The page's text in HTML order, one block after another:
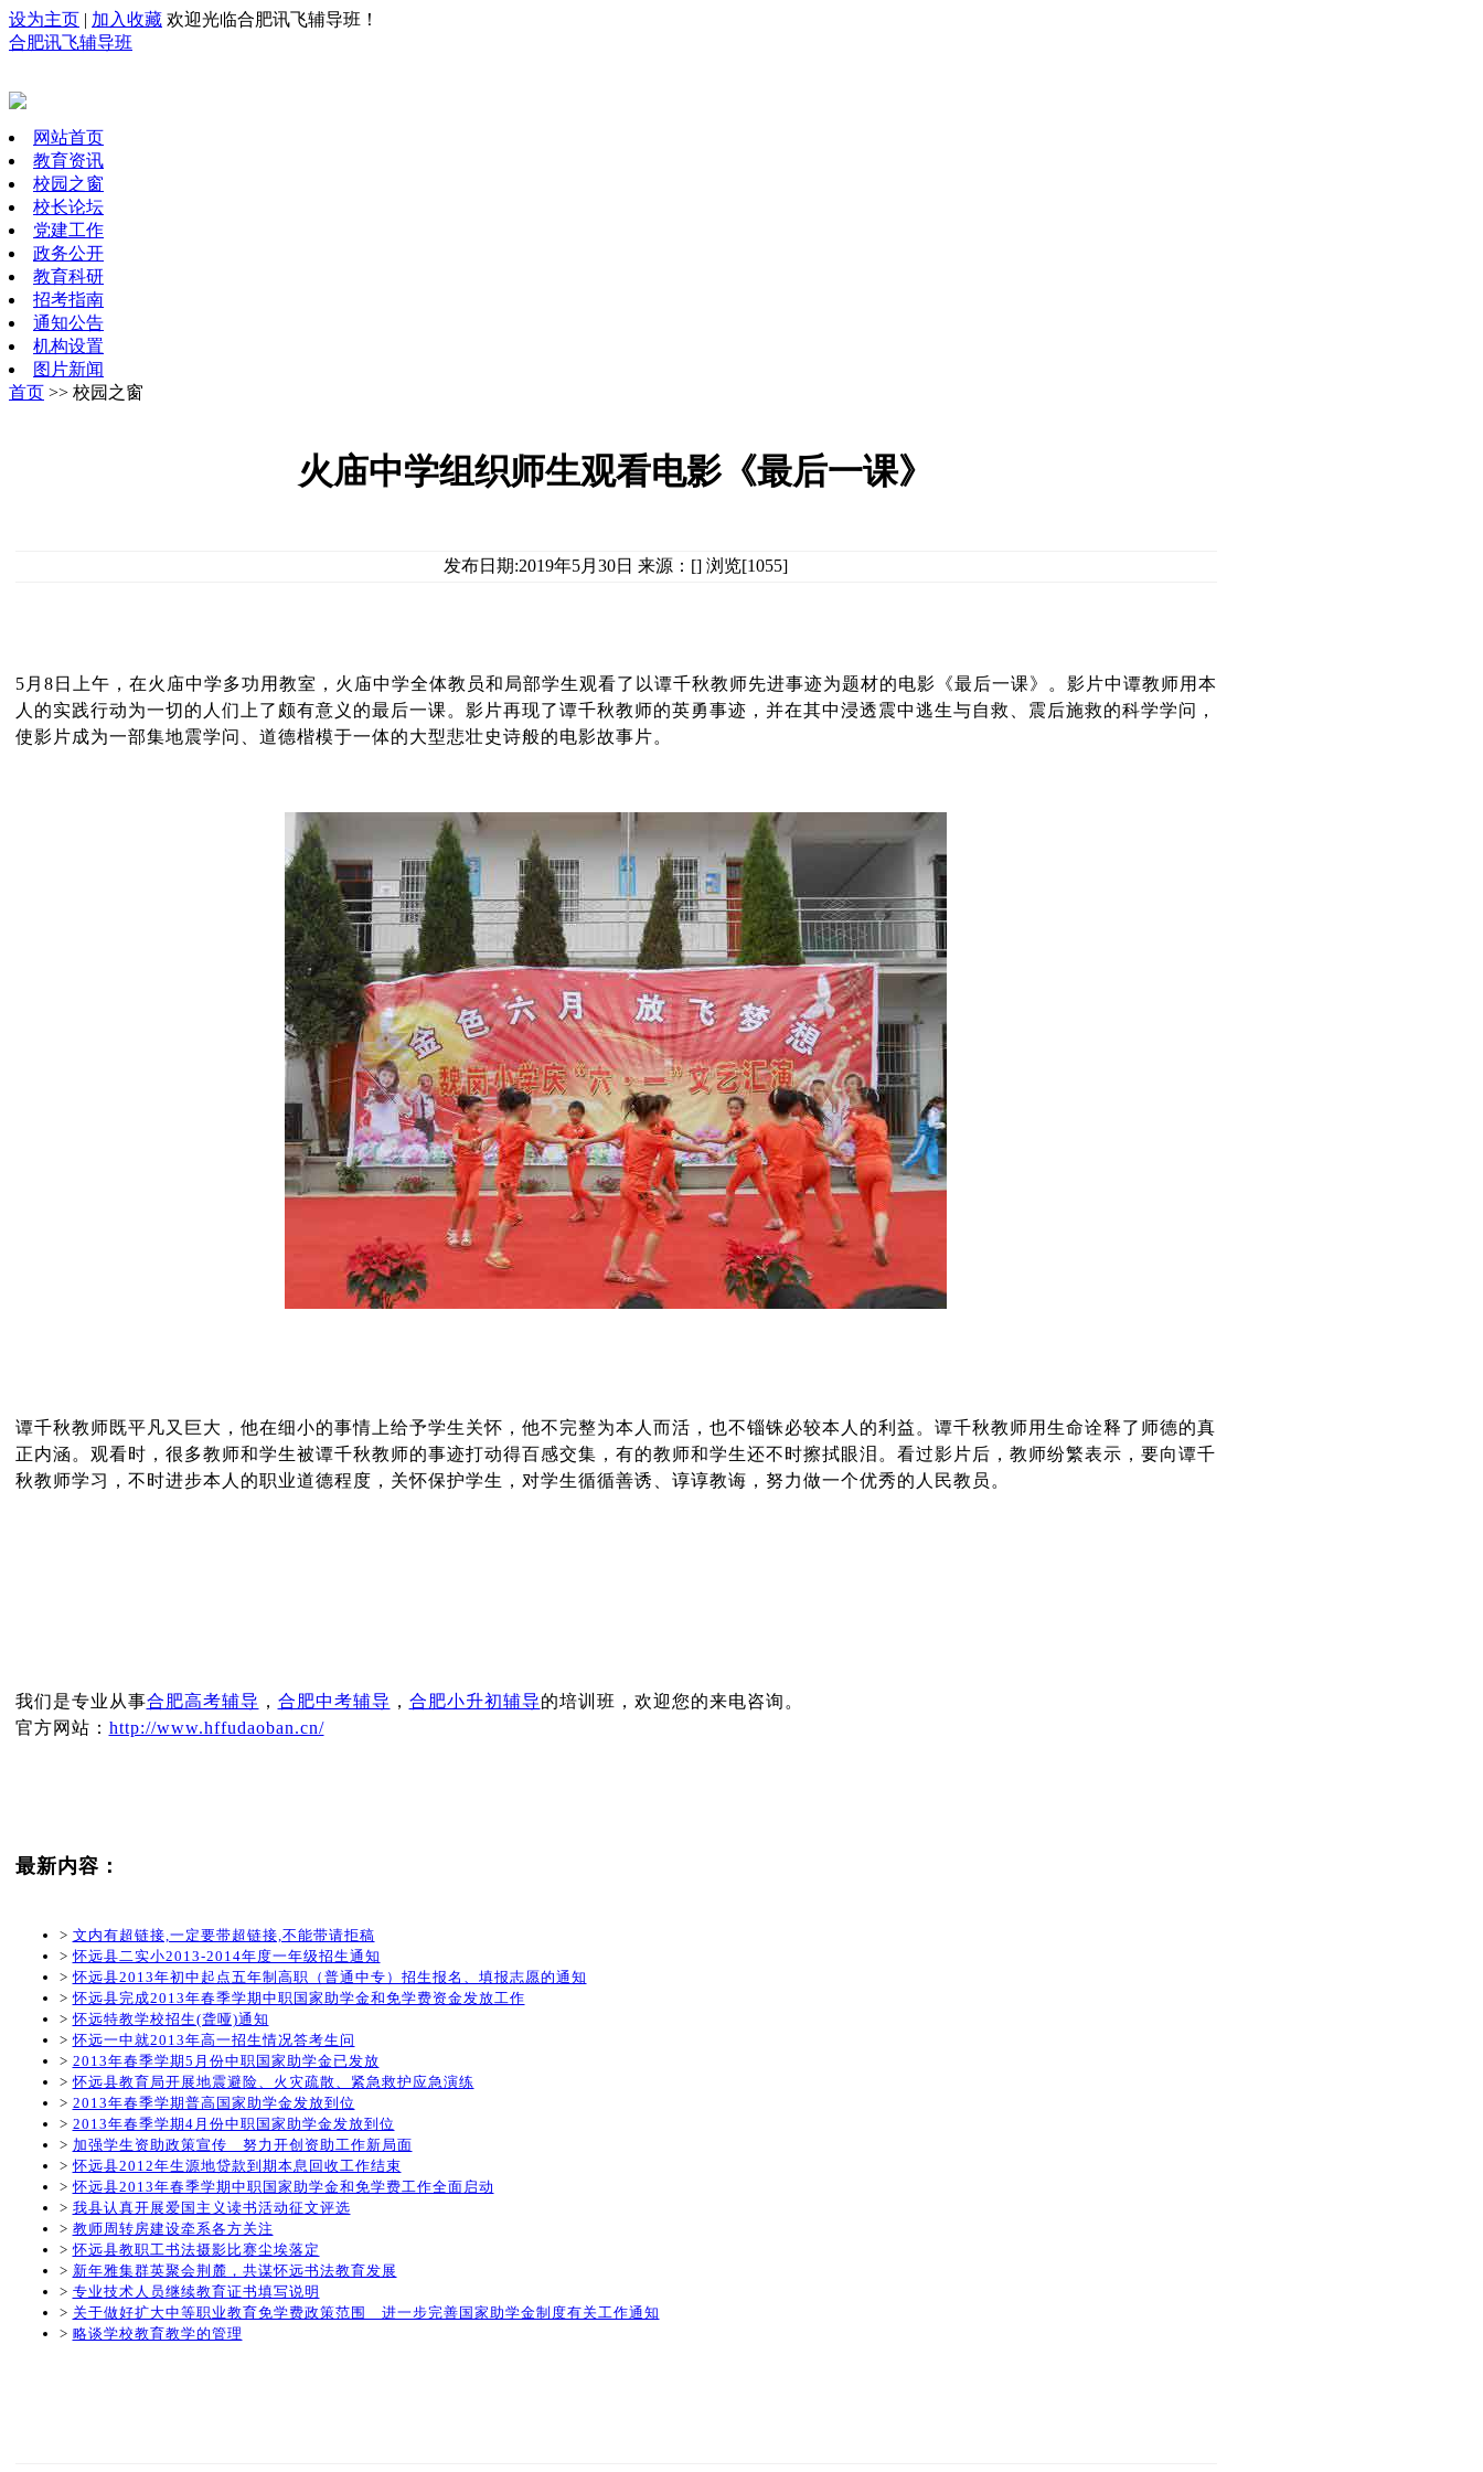
设为主页 | 加入收藏 欢迎光临合肥讯飞辅导班！
合肥讯飞辅导班
网站首页
教育资讯
校园之窗
校长论坛
党建工作
政务公开
教育科研
招考指南
通知公告
机构设置
图片新闻
首页 >> 校园之窗
火庙中学组织师生观看电影《最后一课》
发布日期:2019年5月30日 来源：[] 浏览[1055]
5月8日上午，在火庙中学多功用教室，火庙中学全体教员和局部学生观看了以谭千秋教师先进事迹为题材的电影《最后一课》。影片中谭教师用本
人的实践行动为一切的人们上了颇有意义的最后一课。影片再现了谭千秋教师的英勇事迹，并在其中浸透震中逃生与自救、震后施救的科学学问，
使影片成为一部集地震学问、道德楷模于一体的大型悲壮史诗般的电影故事片。
谭千秋教师既平凡又巨大，他在细小的事情上给予学生关怀，他不完整为本人而活，也不锱铢必较本人的利益。谭千秋教师用生命诠释了师德的真
正内涵。观看时，很多教师和学生被谭千秋教师的事迹打动得百感交集，有的教师和学生还不时擦拭眼泪。看过影片后，教师纷繁表示，要向谭千
秋教师学习，不时进步本人的职业道德程度，关怀保护学生，对学生循循善诱、谆谆教诲，努力做一个优秀的人民教员。
我们是专业从事合肥高考辅导 ， 合肥中考辅导 ， 合肥小升初辅导的培训班，欢迎您的来电咨询。
官方网站： http://www.hffudaoban.cn/
最新内容：
> 文内有超链接,一定要带超链接,不能带请拒稿
>怀远县二实小2013-2014年度一年级招生通知
>怀远县2013年初中起点五年制高职（普通中专）招生报名、填报志愿的通知
>怀远县完成2013年春季学期中职国家助学金和免学费资金发放工作
>怀远特教学校招生(聋哑)通知
>怀远一中就2013年高一招生情况答考生问
> 2013年春季学期5月份中职国家助学金已发放
>怀远县教育局开展地震避险、火灾疏散、紧急救护应急演练
> 2013年春季学期普高国家助学金发放到位
> 2013年春季学期4月份中职国家助学金发放到位
> 加强学生资助政策宣传 努力开创资助工作新局面
>怀远县2012年生源地贷款到期本息回收工作结束
>怀远县2013年春季学期中职国家助学金和免学费工作全面启动
> 我县认真开展爱国主义读书活动征文评选
> 教师周转房建设牵系各方关注
>怀远县教职工书法摄影比赛尘埃落定
> 新年雅集群英聚会荆麓，共谋怀远书法教育发展
> 专业技术人员继续教育证书填写说明
> 关于做好扩大中等职业教育免学费政策范围 进一步完善国家助学金制度有关工作通知
> 略谈学校教育教学的管理